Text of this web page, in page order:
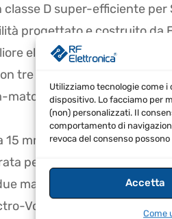
Utilizziamo tecnologie come
dispositivo. Lo facciamo per
(non) personalizzati. Il
comportamento di
revoca del consenso
Accetta
Come
D super-efficiente per
progettato e costruito da
elaborazione della
tre preset – Music, Live, e
controllo e
15 mm con un resistente
per il montaggio su palo
maniglie ergonomic
Voice abusi e test di